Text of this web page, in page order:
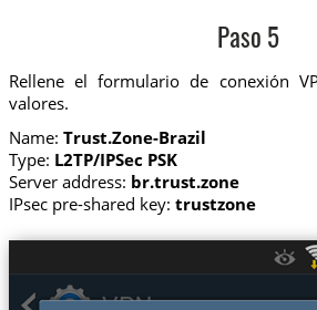
Paso 5
Rellene el formulario de conexión
valores.
Name: Trust.Zone-Brazil
Type: L2TP/IPSec PSK
Server address: br.trust.zone
IPsec pre-shared key: trustzone